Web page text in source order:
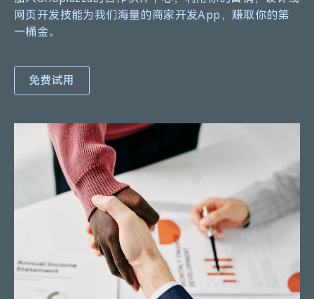
网页开发技能为我们海量的商家开发App，赚取你的第
一桶金。
免费试用